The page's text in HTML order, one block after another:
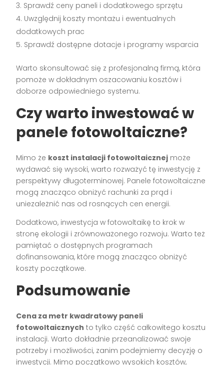
Sprawdź ceny paneli i dodatkowego sprzętu
Uwzględnij koszty montażu i ewentualnych
dodatkowych prac
Sprawdź dostępne dotacje i programy wsparcia
Warto skonsultować się z profesjonalną firmą, która
pomoże w dokładnym oszacowaniu kosztów i
doborze odpowiedniego systemu.
Czy warto inwestować w
panele fotowoltaiczne?
Mimo że koszt instalacji fotowoltaicznej może
wydawać się wysoki, warto rozważyć tę inwestycję z
perspektywy długoterminowej. Panele fotowoltaiczne
mogą znacząco obniżyć rachunki za prąd i
uniezależnić nas od rosnących cen energii.
Dodatkowo, inwestycja w fotowoltaikę to krok w
stronę ekologii i zrównoważonego rozwoju. Warto też
pamiętać o dostępnych programach
dofinansowania, które mogą znacząco obniżyć
koszty początkowe.
Podsumowanie
Cena za metr kwadratowy paneli
fotowoltaicznych to tylko część całkowitego kosztu
instalacji. Warto dokładnie przeanalizować swoje
potrzeby i możliwości, zanim podejmiemy decyzję o
inwestycji. Mimo początkowo wysokich kosztów,